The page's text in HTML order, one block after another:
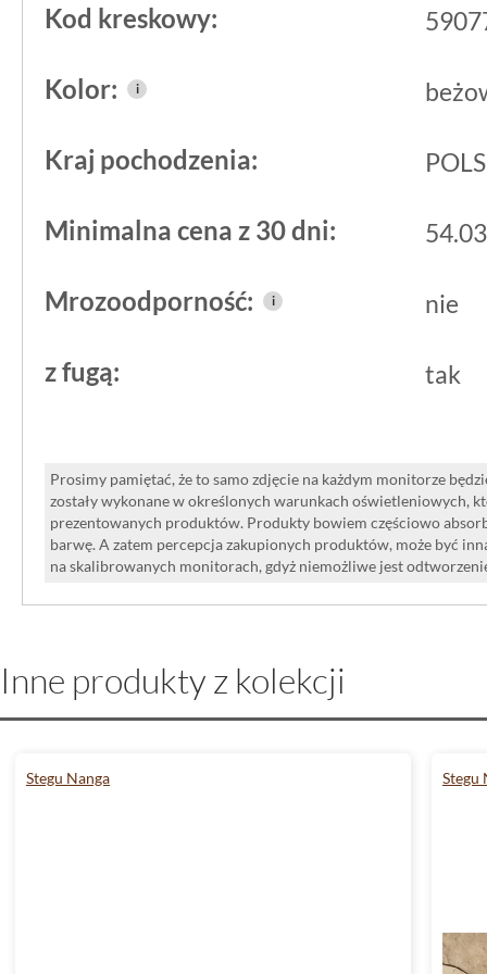
trzeba osobno fugować ściany, a
sprawia, że każdy fragment ściany
współgrają z drewnem, jasnymi
tkaninami.
Zastosowanie
kominku, w przedpokoju, jadalni,
lokalach usługowych. Ze względu na
Fuga kamień dekoracyjny
pomieszczeń - nie nadaje się na
bezpośrednio narażonych na wodę.
fugą, ta kolekcja daje przewidywalny,
wnętrzu.
Kod kreskowy:
Kolor: i
Kraj pochodzenia:
Minimalna cena z 30 dni:
Mrozoodporność: i nie
z fugą: tak
Prosimy pamiętać, że to samo zdjęcie na każdym monitorze
zostały wykonane w określonych warunkach oświetleniowych,
prezentowanych produktów. Produkty bowiem częściowo
barwę. A zatem percepcja zakupionych produktów, może być
na skalibrowanych monitorach, gdyż niemożliwe jest
Inne produkty z kolekcji
Stegu Nanga Stegu